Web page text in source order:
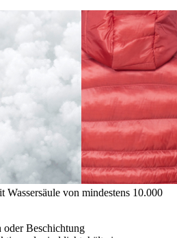
von mindestens 10.000
Beschichtung